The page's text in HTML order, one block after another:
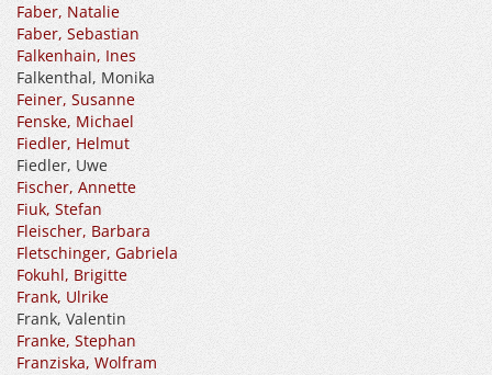
Faber, Natalie
Faber, Sebastian
Falkenhain, Ines
Falkenthal, Monika
Feiner, Susanne
Fenske, Michael
Fiedler, Helmut
Fiedler, Uwe
Fischer, Annette
Fiuk, Stefan
Fleischer, Barbara
Fletschinger, Gabriela
Fokuhl, Brigitte
Frank, Ulrike
Frank, Valentin
Franke, Stephan
Franziska, Wolfram